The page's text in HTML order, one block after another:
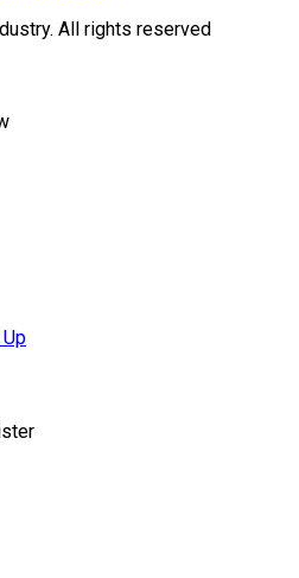
All rights reserved